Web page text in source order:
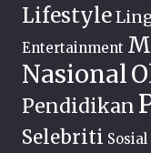
Lifestyle
Entertainment
Nasional
Pendidikan
Selebriti Sosial